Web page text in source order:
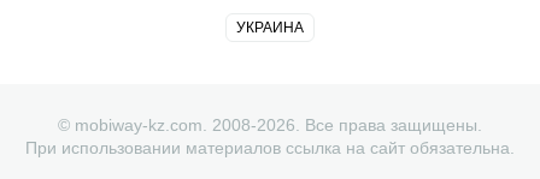
УКРАИНА
© mobiway-kz.com. 2008-2026. Все права защищены.
При использовании материалов ссылка на сайт обязательна.